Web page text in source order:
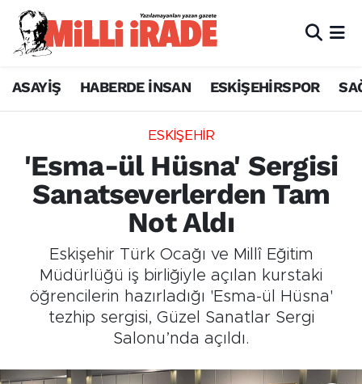
ASAYİŞ HABERDE İNSAN ESKİŞEHİRSPOR
ESKİŞEHİR
'Esma-ül Hüsna' Sergisi
Sanatseverlerden Tam
Not Aldı
Eskişehir Türk Ocağı ve Millî Eğitim
Müdürlüğü iş birliğiyle açılan kurstaki
öğrencilerin hazırladığı 'Esma-ül Hüsna'
tezhip sergisi, Güzel Sanatlar Sergi
Salonu’nda açıldı.